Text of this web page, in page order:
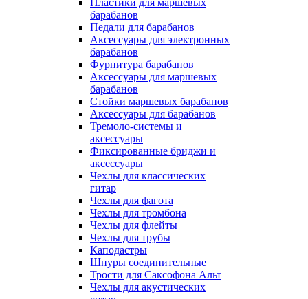
барабанов
Педали для барабанов
Аксессуары для электронных
барабанов
Фурнитура барабанов
Аксессуары для маршевых
барабанов
Стойки маршевых барабанов
Аксессуары для барабанов
Тремоло-системы и
аксессуары
Фиксированные бриджи и
аксессуары
Чехлы для классических
гитар
Чехлы для фагота
Чехлы для тромбона
Чехлы для флейты
Чехлы для трубы
Каподастры
Шнуры соединительные
Трости для Саксофона Альт
Чехлы для акустических